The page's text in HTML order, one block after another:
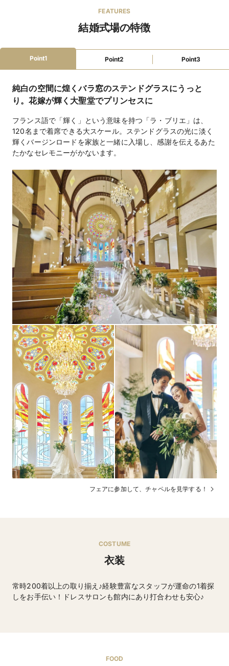
親族ゲスト衣装レンタル
親族着付あり
wifi対応
デザイナーズ カード払い可
当日払い可
後払い可 駅徒歩5分
コース料理 フリードリンク
無料試食可
照明設備
カラオケ手配
装花手配 ウェルカムボード手配
ディング
子ども用衣装
子ども用おもちゃ
離乳食持込可
アレルギー対応
挙式スタイル
教会式162,000円、人前式（チャペル）162,000円、
料理料金 フレンチ11,880円～
飲物料金
4,320円（フリードリンク ※ウエルカムドリンク・乾杯
酒・カクテル含）
持込料金 衣裳（有料)、引出物（有料＠540円）
設備
メイク室、クローク、着付室、控室、専用待合室、授乳
室、多目的お手洗い、ガーデン、ピアノ、音響ほか
フォトギャラリーを見る
宿泊施設 紹介可能
二次会 館内会場で可能
送迎 紹介可能
支払方法 現金、振込
その他
ガーデンからの入場やデザートビュッフェなどの演出も
可
FEATURES
結婚式場の特徴
Point1 Point2 Point3
純白の空間に煌くバラ窓のステンドグラスにうっと
り。花嫁が輝く大聖堂でプリンセスに
フランス語で「輝く」という意味を持つ「ラ・ブリエ」は、
120名まで着席できる大スケール。ステンドグラスの光に淡く
輝くバージンロードを家族と一緒に入場し、感謝を伝えるあた
たかなセレモニーがかないます。
フェアに参加して、チャペルを見学する！
COSTUME
衣装
常時200着以上の取り揃え♪経験豊富なスタッフが運命の1着探
しをお手伝い！ドレスサロンも館内にあり打合わせも安心♪
FOOD